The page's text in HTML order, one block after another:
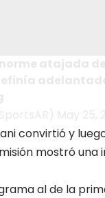
convirtió y
mostró una
al de la